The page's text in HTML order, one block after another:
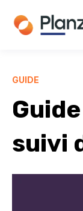
GUIDE
suivi